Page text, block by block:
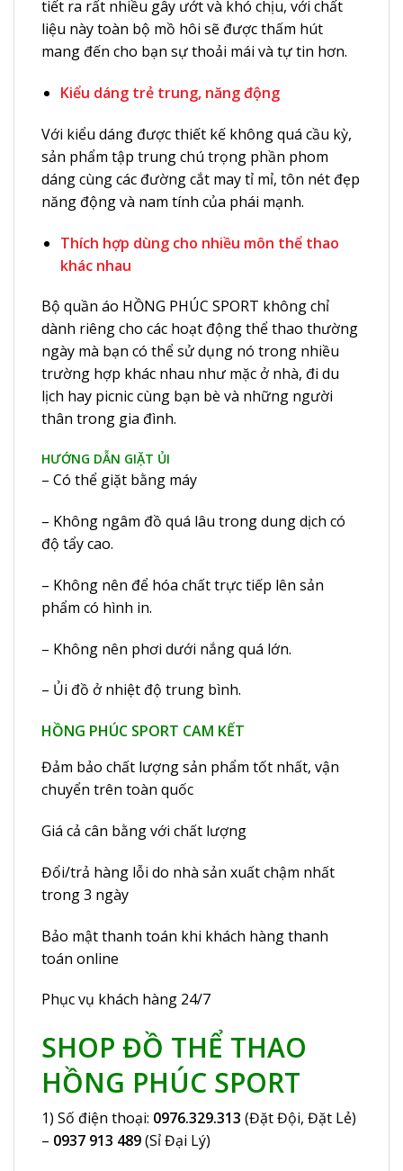
tiết ra rất nhiều gây ướt và khó chịu, với chất
liệu này toàn bộ mồ hôi sẽ được thấm hút
mang đến cho bạn sự thoải mái và tự tin hơn.
Kiểu dáng trẻ trung, năng động
Với kiểu dáng được thiết kế không quá cầu kỳ,
sản phẩm tập trung chú trọng phần phom
dáng cùng các đường cắt may tỉ mỉ, tôn nét đẹp
năng động và nam tính của phái mạnh.
Thích hợp dùng cho nhiều môn thể thao
khác nhau
Bộ quần áo HỒNG PHÚC SPORT không chỉ
dành riêng cho các hoạt động thể thao thường
ngày mà bạn có thể sử dụng nó trong nhiều
trường hợp khác nhau như mặc ở nhà, đi du
lịch hay picnic cùng bạn bè và những người
thân trong gia đình.
HƯỚNG DẪN GIẶT ỦI
– Có thể giặt bằng máy
– Không ngâm đồ quá lâu trong dung dịch có
độ tẩy cao.
– Không nên để hóa chất trực tiếp lên sản
phẩm có hình in.
– Không nên phơi dưới nắng quá lớn.
– Ủi đồ ở nhiệt độ trung bình.
HỒNG PHÚC SPORT CAM KẾT
Đảm bảo chất lượng sản phẩm tốt nhất, vận
chuyển trên toàn quốc
Giá cả cân bằng với chất lượng
Đổi/trả hàng lỗi do nhà sản xuất chậm nhất
trong 3 ngày
Bảo mật thanh toán khi khách hàng thanh
toán online
Phục vụ khách hàng 24/7
SHOP ĐỒ THỂ THAO
HỒNG PHÚC SPORT
1) Số điện thoại: 0976.329.313 (Đặt Đội, Đặt Lẻ)
– 0937 913 489(Sỉ Đại Lý)